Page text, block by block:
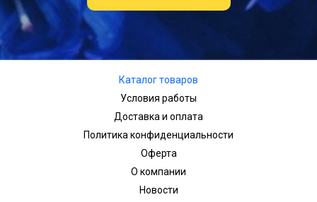
Каталог товаров
Условия работы
Доставка и оплата
Политика конфиденциальности
Оферта
О компании
Новости